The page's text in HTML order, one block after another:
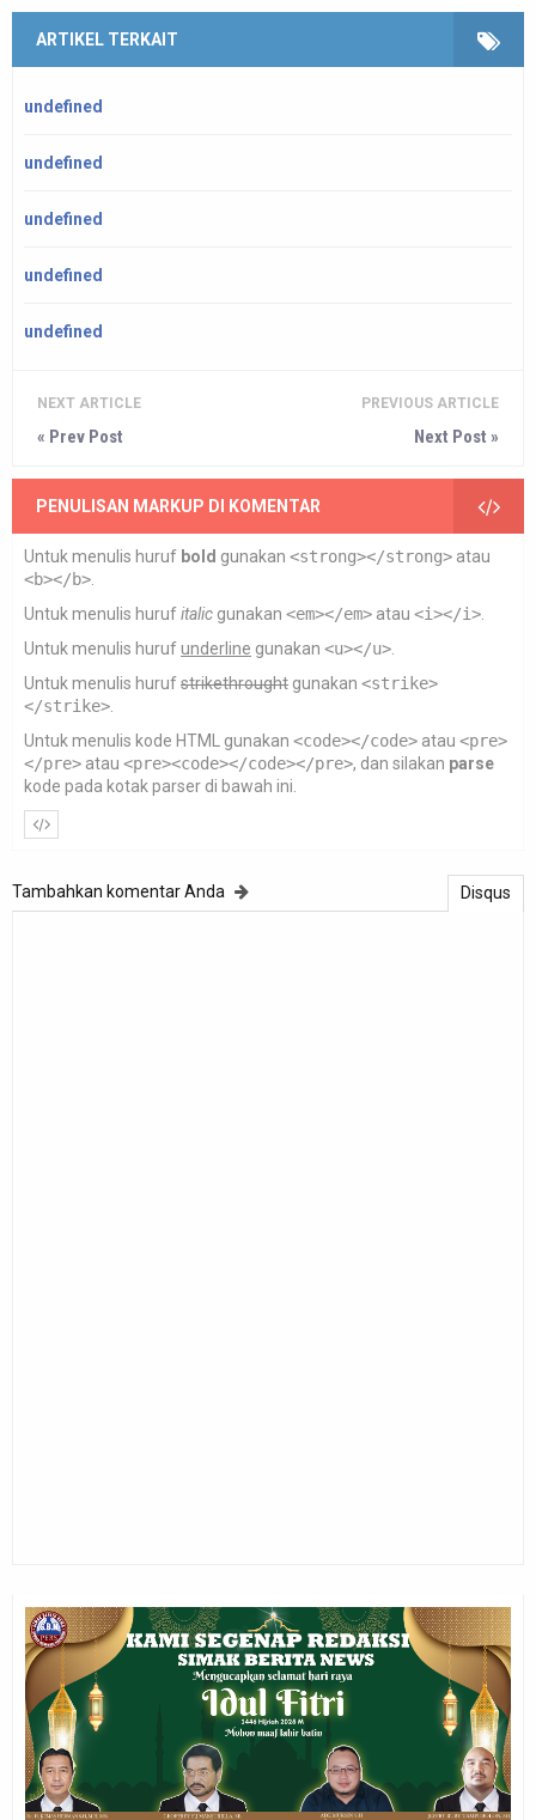
ARTIKEL TERKAIT
undefined
undefined
undefined
undefined
undefined
NEXT ARTICLE
« Prev Post
PREVIOUS ARTICLE
Next Post »
PENULISAN MARKUP DI KOMENTAR
Untuk menulis huruf bold gunakan <strong></strong> atau
<b></b>.
Untuk menulis hurufitalic gunakan <em></em> atau <i></i>.
Untuk menulis hurufunderline gunakan <u></u>.
Untuk menulis hurufstrikethrought gunakan <strike>
</strike>.
Untuk menulis kode HTML gunakan <code></code> atau <pre>
</pre> atau <pre><code></code></pre>, dan silakan parse
kode pada kotak parser di bawah ini.
Disqus
Tambahkan komentar Anda